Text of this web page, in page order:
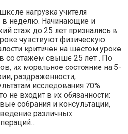
нагрузка учителя
в неделю. Начинающие и
стаж до 25 лет признались в
чувствуют физическую
критичен на шестом уроке
со стажем свыше 25 лет . По
их моральное состояние на 5-
раздраженности,
исследования 70%
не входит в их обязанности:
собрания и консультации,
различных